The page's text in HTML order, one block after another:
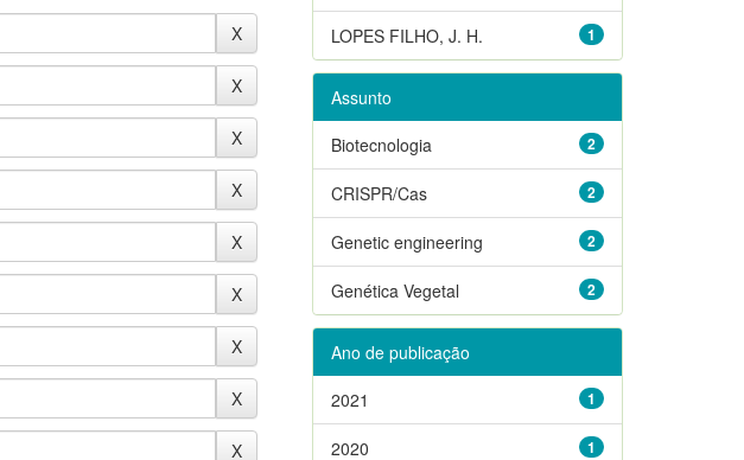
1
LOPES FILHO, J. H.
Assunto
2
Biotecnologia
2
CRISPR/Cas
2
Genetic engineering
2
Genética Vegetal
Ano de publicação
1
2021
1
2020